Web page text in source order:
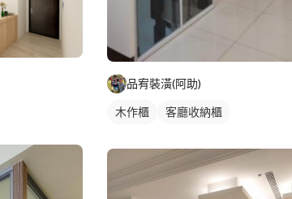
品宥裝潢(阿助)
木作櫃 客廳收納櫃